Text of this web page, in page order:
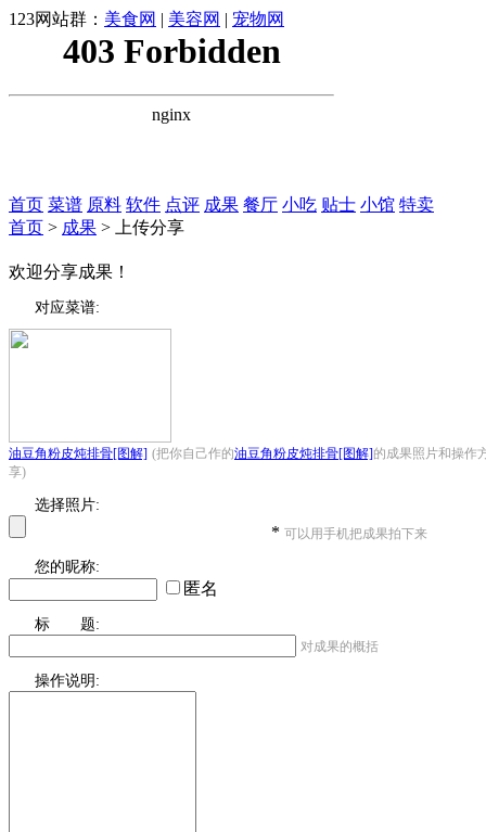
123网站群： 美食网 | 美容网 | 宠物网
首页 菜谱 原料 软件 点评 成果 餐厅 小吃 贴士 小馆 特卖
首页 > 成果 > 上传分享
欢迎分享成果！
对应菜谱:
油豆角粉皮炖排骨[图解] (把你自己作的油豆角粉皮炖排骨[图解]的成果照片和操作
享)
选择照片:
* 可以用手机把成果拍下来
您的昵称:
匿名
标 题:
对成果的概括
操作说明: